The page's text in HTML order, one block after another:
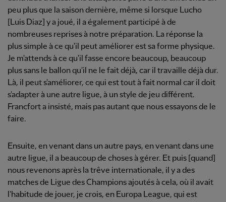
peu plus que la saison dernière, même si lorsque Lucho
[Luis Diaz] y a joué, il a également participé à de
nombreuses reprises à notre préparation. La réponse la
plus simple à ce qu'il peut améliorer est sa forme physique.
Je m'attends à ce qu'il fasse encore beaucoup, beaucoup
plus sans le ballon qu'il ne le fait déjà, car il travaille déjà dur.
Là, il peut s'améliorer, ce qui est tout à fait normal car il doit
s'adapter à une autre ligue, à un style de jeu différent.
Francfort a insisté, mais pas autant que nous essayons de le
faire.
Ensuite, en venant dans un autre pays, en venant dans une
autre ligue, il a beaucoup de choses à gérer. Et puis [quand]
nous revenons après la trêve internationale, il y a des
matches de Ligue des Champions ajoutés à cela, où il avait
l'habitude de jouer, je crois, en Europa League, qui est